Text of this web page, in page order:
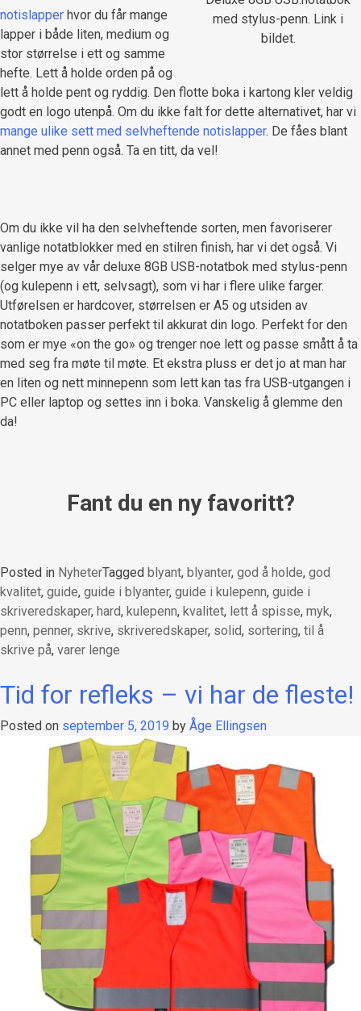
med stylus-penn. Link i
bildet.
notislapper hvor du får mange
lapper i både liten, medium og
stor størrelse i ett og samme
hefte. Lett å holde orden på og
lett å holde pent og ryddig. Den flotte boka i kartong kler veldig
godt en logo utenpå. Om du ikke falt for dette alternativet, har vi
mange ulike sett med selvheftende notislapper. De fåes blant
annet med penn også. Ta en titt, da vel!
Om du ikke vil ha den selvheftende sorten, men favoriserer
vanlige notatblokker med en stilren finish, har vi det også. Vi
selger mye av vår deluxe 8GB USB-notatbok med stylus-penn
(og kulepenn i ett, selvsagt), som vi har i flere ulike farger.
Utførelsen er hardcover, størrelsen er A5 og utsiden av
notatboken passer perfekt til akkurat din logo. Perfekt for den
som er mye «on the go» og trenger noe lett og passe smått å ta
med seg fra møte til møte. Et ekstra pluss er det jo at man har
en liten og nett minnepenn som lett kan tas fra USB-utgangen i
PC eller laptop og settes inn i boka. Vanskelig å glemme den
da!
Fant du en ny favoritt?
Posted in NyheterTagged blyant, blyanter, god å holde, god
kvalitet, guide, guide i blyanter, guide i kulepenn, guide i
skriveredskaper, hard, kulepenn, kvalitet, lett å spisse, myk,
penn, penner, skrive, skriveredskaper, solid, sortering, til å
skrive på, varer lenge
Tid for refleks – vi har de fleste!
Posted on september 5, 2019 by Åge Ellingsen